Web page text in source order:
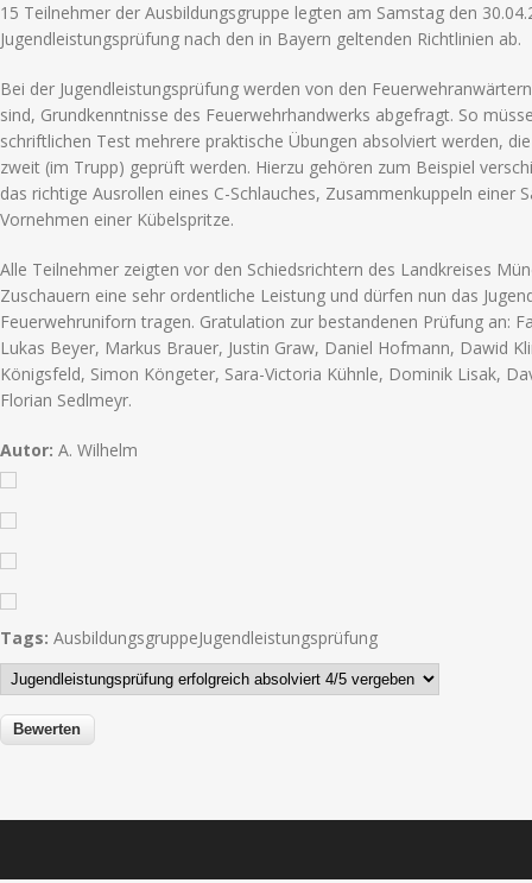
15 Teilnehmer der Ausbildungsgruppe legten am Samstag den
Jugendleistungsprüfung nach den in Bayern geltenden Richtlinien ab.
Bei der Jugendleistungsprüfung werden von den
sind, Grundkenntnisse des Feuerwehrhandwerks abgefragt. So
schriftlichen Test mehrere praktische Übungen absolviert werden,
zweit (im Trupp) geprüft werden. Hierzu gehören zum Beispiel
das richtige Ausrollen eines C-Schlauches, Zusammenkuppeln einer
Vornehmen einer Kübelspritze.
Alle Teilnehmer zeigten vor den Schiedsrichtern des Landkreises
Zuschauern eine sehr ordentliche Leistung und dürfen nun das
Feuerwehruniforn tragen. Gratulation zur bestandenen Prüfung an:
Lukas Beyer, Markus Brauer, Justin Graw, Daniel Hofmann, Dawid
Königsfeld, Simon Köngeter, Sara-Victoria Kühnle, Dominik Lisak,
Florian Sedlmeyr.
Autor: A. Wilhelm
Tags: AusbildungsgruppeJugendleistungsprüfung